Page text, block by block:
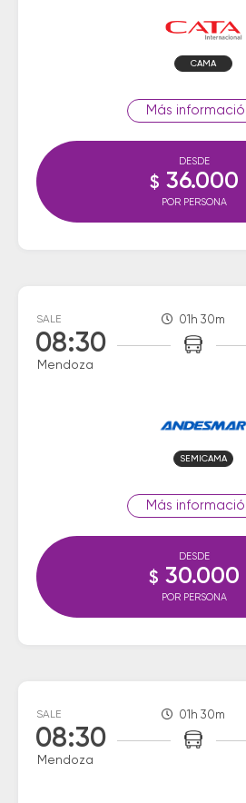
CAMA
DESDE
$ 36.000
POR PERSONA
SALE
08:30
Mendoza
01h 30m
SEMICAMA
DESDE
$ 30.000
POR PERSONA
SALE
08:30
Mendoza
01h 30m